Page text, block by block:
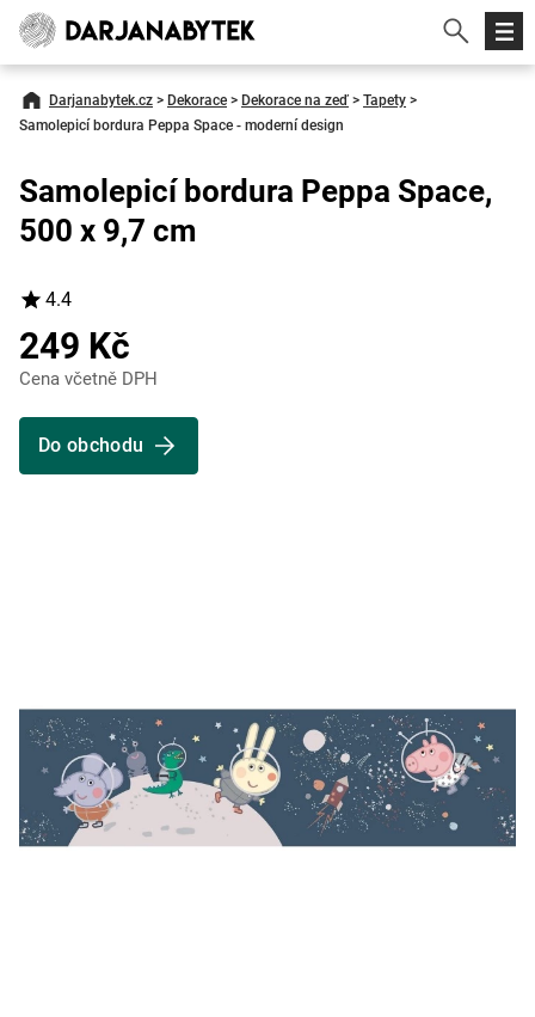
Darjanabytek.cz > Dekorace > Dekorace na zeď > Tapety >
Samolepicí bordura Peppa Space - moderní design
Samolepicí bordura Peppa Space,
500 x 9,7 cm
4.4
249 Kč
Cena včetně DPH
Do obchodu